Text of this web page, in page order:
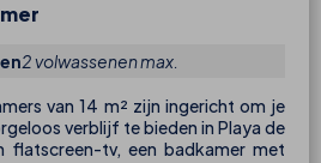
2 volwassenen max.
van 14 m² zijn ingericht om je
verblijf te bieden in Playa de
flatscreen-tv, een badkamer met